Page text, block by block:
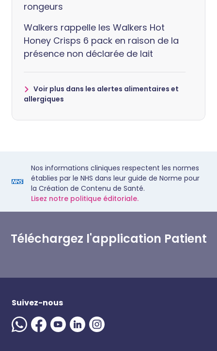
rongeurs
Walkers rappelle les Walkers Hot
Honey Crisps 6 pack en raison de la
présence non déclarée de lait
Voir plus dans les alertes alimentaires et
allergiques
Nos informations cliniques respectent les normes
établies par le NHS dans leur guide de Norme pour
la Création de Contenu de Santé.
Lisez notre politique éditoriale.
Téléchargez l'application Patient
Suivez-nous